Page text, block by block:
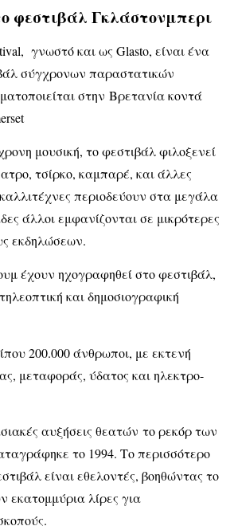
φεστιβάλ Γκλάστονμπερι
γνωστό και ως Glasto, είναι ένα
σύγχρονων παραστατικών
στην Βρετανία κοντά
μουσική, το φεστιβάλ φιλοξενεί
τσίρκο, καμπαρέ, και άλλες
περιοδεύουν στα μεγάλα
άλλοι εμφανίζονται σε μικρότερες
εκδηλώσεων.
έχουν ηχογραφηθεί στο φεστιβάλ,
και δημοσιογραφική
200.000 άνθρωποι, με εκτενή
μεταφοράς, ύδατος και ηλεκτρο-
αυξήσεις θεατών το ρεκόρ των
το 1994. Το περισσότερο
είναι εθελοντές, βοηθώντας το
εκατομμύρια λίρες για